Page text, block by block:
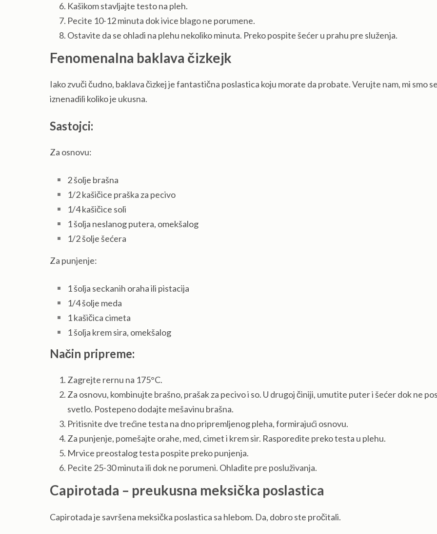
Kašikom stavljajte testo na pleh.
Pecite 10-12 minuta dok ivice blago ne porumene.
Ostavite da se ohladi na plehu nekoliko minuta. Preko pospite šećer u prahu pre služenja.
Fenomenalna baklava čizkejk
Iako zvuči čudno, baklava čizkej je fantastična poslastica koju morate da probate. Verujte nam, mi smo se
iznenadili koliko je ukusna.
Sastojci:
Za osnovu:
2 šolje brašna
1/2 kašičice praška za pecivo
1/4 kašičice soli
1 šolja neslanog putera, omekšalog
1/2 šolje šećera
Za punjenje:
1 šolja seckanih oraha ili pistacija
1/4 šolje meda
1 kašičica cimeta
1 šolja krem sira, omekšalog
Način pripreme:
Zagrejte rernu na 175°C.
Za osnovu, kombinujte brašno, prašak za pecivo i so. U drugoj činiji, umutite puter i šećer dok ne
svetlo. Postepeno dodajte mešavinu brašna.
Pritisnite dve trećine testa na dno pripremljenog pleha, formirajući osnovu.
Za punjenje, pomešajte orahe, med, cimet i krem sir. Rasporedite preko testa u plehu.
Mrvice preostalog testa pospite preko punjenja.
Pecite 25-30 minuta ili dok ne porumeni. Ohladite pre posluživanja.
Capirotada – preukusna meksička poslastica
Capirotada je savršena meksička poslastica sa hlebom. Da, dobro ste pročitali.